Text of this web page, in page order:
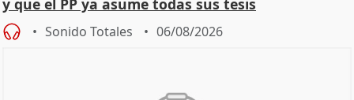
Sonido Totales 06/08/2026